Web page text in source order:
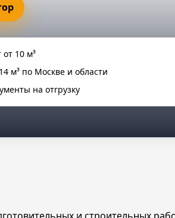
от 10 м³
м³ по Москве и области
на отгрузку